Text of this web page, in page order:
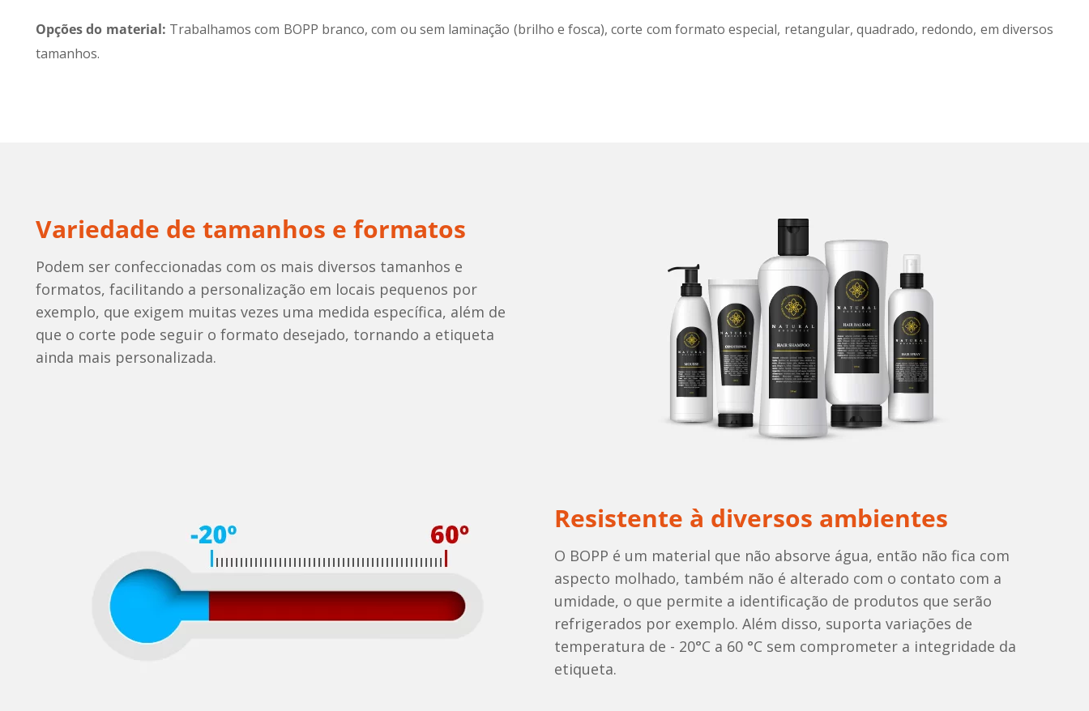
Opções do material: Trabalhamos com BOPP branco, com ou sem laminação (brilho e fosca), corte com formato especial, retangular, quadrado, redondo, em diversos
tamanhos.
Variedade de tamanhos e formatos
Podem ser confeccionadas com os mais diversos tamanhos e
formatos, facilitando a personalização em locais pequenos por
exemplo, que exigem muitas vezes uma medida específica, além de
que o corte pode seguir o formato desejado, tornando a etiqueta
ainda mais personalizada.
Resistente à diversos ambientes
O BOPP é um material que não absorve água, então não fica com
aspecto molhado, também não é alterado com o contato com a
umidade, o que permite a identificação de produtos que serão
refrigerados por exemplo. Além disso, suporta variações de
temperatura de - 20°C a 60 °C sem comprometer a integridade da
etiqueta.